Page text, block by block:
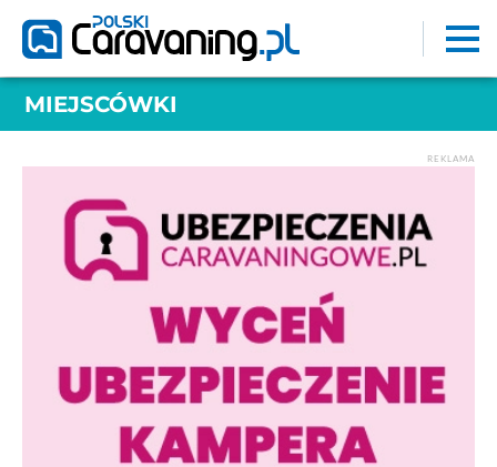
MIEJSCÓWKI
REKLAMA